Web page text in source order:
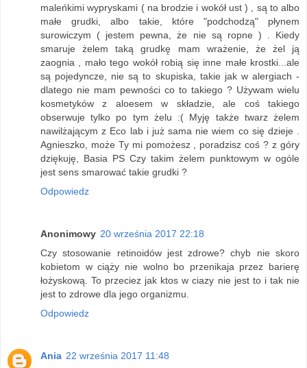
maleńkimi wypryskami ( na brodzie i wokół ust ) , są to albo
małe grudki, albo takie, które "podchodzą" płynem
surowiczym ( jestem pewna, że nie są ropne ) . Kiedy
smaruje żelem taką grudkę mam wrażenie, że żel ją
zaognia , mało tego wokół robią się inne małe krostki...ale
są pojedyncze, nie są to skupiska, takie jak w alergiach -
dlatego nie mam pewności co to takiego ? Używam wielu
kosmetyków z aloesem w składzie, ale coś takiego
obserwuje tylko po tym żelu :( Myję także twarz żelem
nawilżającym z Eco lab i już sama nie wiem co się dzieje .
Agnieszko, może Ty mi pomożesz , poradzisz coś ? z góry
dziękuję, Basia PS Czy takim żelem punktowym w ogóle
jest sens smarować takie grudki ?
Odpowiedz
Anonimowy 20 września 2017 22:18
Czy stosowanie retinoidów jest zdrowe? chyb nie skoro
kobietom w ciąży nie wolno bo przenikaja przez barierę
łożyskową. To przeciez jak ktos w ciazy nie jest to i tak nie
jest to zdrowe dla jego organizmu.
Odpowiedz
Ania 22 września 2017 11:48